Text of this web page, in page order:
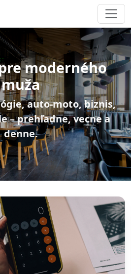
moderného
muža
auto-moto, biznis,
– prehľadne, vecne a
denne.